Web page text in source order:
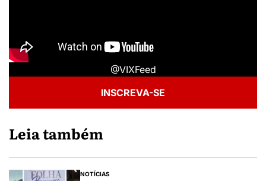
@VIXFeed
INSCREVA-SE
Leia também
NOTÍCIAS